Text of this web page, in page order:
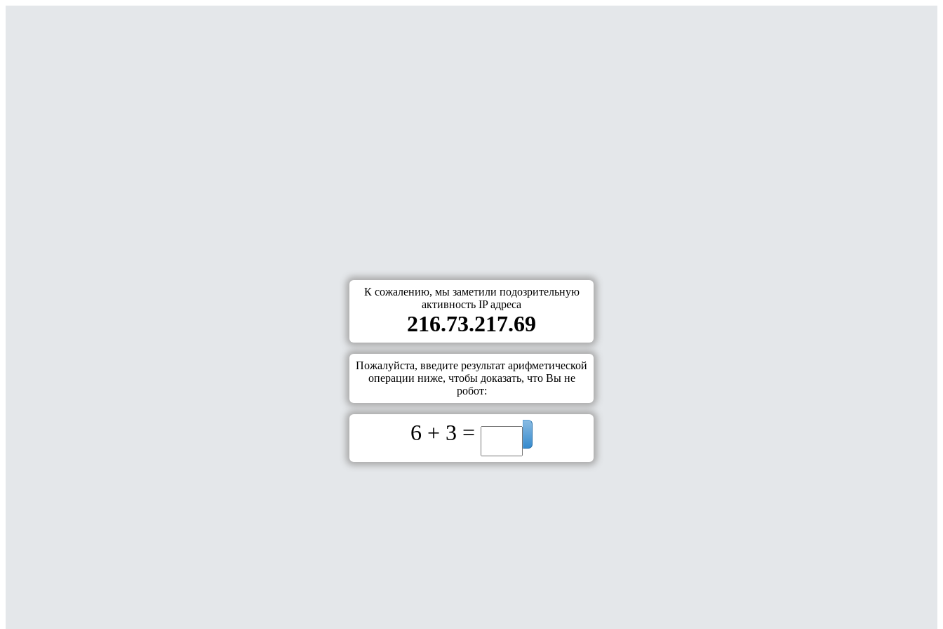
К сожалению, мы заметили подозрительную
активность IP адреса
216.73.217.69
Пожалуйста, введите результат арифметической
операции ниже, чтобы доказать, что Вы не
робот:
6 + 3 =